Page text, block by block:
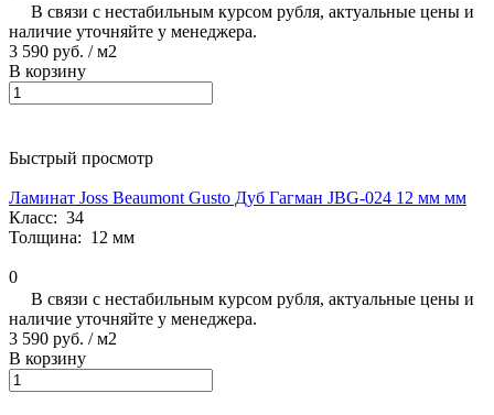
В связи с нестабильным курсом рубля, актуальные цены и
наличие уточняйте у менеджера.
3 590 руб. / м2
В корзину
Быстрый просмотр
Ламинат Joss Beaumont Gusto Дуб Гагман JBG-024 12 мм мм
Класс: 34
Толщина: 12 мм
0
В связи с нестабильным курсом рубля, актуальные цены и
наличие уточняйте у менеджера.
3 590 руб. / м2
В корзину